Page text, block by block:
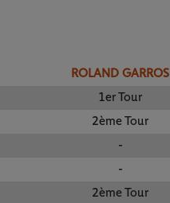
ROLAND GARROS
1er Tour
2ème Tour
-
-
2ème Tour